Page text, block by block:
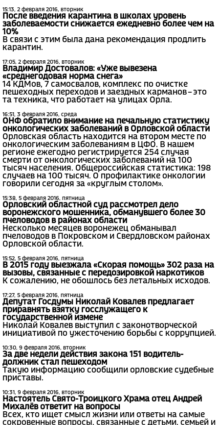
15:13, 2 февраля 2016, вторник
После введения карантина в школах уровень
заболеваемости снижается ежедневно более чем на
10%
В связи с этим была дана рекомендация продлить
карантин.
17:05, 2 февраля 2016, вторник
Владимир Достовалов: «Уже вывезена
«среднегодовая норма снега»
14 КДМов, 7 самосвалов, комплекс по очистке
пешеходных переходов и заездных карманов – это
та техника, что работает на улицах Орла.
16:51, 3 февраля 2016, среда
ОНФ обратило внимание на печальную статистику
онкологических заболеваний в Орловской области
Орловская область находится на втором месте по
онкологическим заболеваниям в ЦФО. В нашем
регионе ежегодно регистрируется 254 случая
смерти от онкологических заболеваний на 100
тысяч населения. Общероссийская статистика: 198
случаев на 100 тысяч. О профилактике онкологии
говорили сегодня за «круглым столом».
15:38, 5 февраля 2016, пятница
Орловский областной суд рассмотрел дело
воронежского мошенника, обманувшего более 30
пчеловодов в районах области
Несколько месяцев воронежец обманывал
пчеловодов в Покровском и Свердловском районах
Орловской области.
15:52, 5 февраля 2016, пятница
В 2015 году выезжала «Скорая помощь» 302 раза на
вызовы, связанные с передозировкой наркотиков
К сожалению, не обошлось без летальных исходов.
17:27, 5 февраля 2016, пятница
Депутат Госдумы Николай Ковалев предлагает
приравнять взятку госслужащего к
государственной измене
Николай Ковалев выступил с законотворческой
инициативой по ужесточению борьбы с коррупцией.
10:30, 9 февраля 2016, вторник
За две недели действия закона 151 водитель-
должник стал пешеходом
Такую информацию сообщили орловские судебные
приставы.
10:31, 9 февраля 2016, вторник
Настоятель Свято-Троицкого Храма отец Андрей
Михалёв ответит на вопросы
Всех, кто ищет смысл жизни или ответы на самые
сокровенные вопросы, связанные с детьми, семьей и